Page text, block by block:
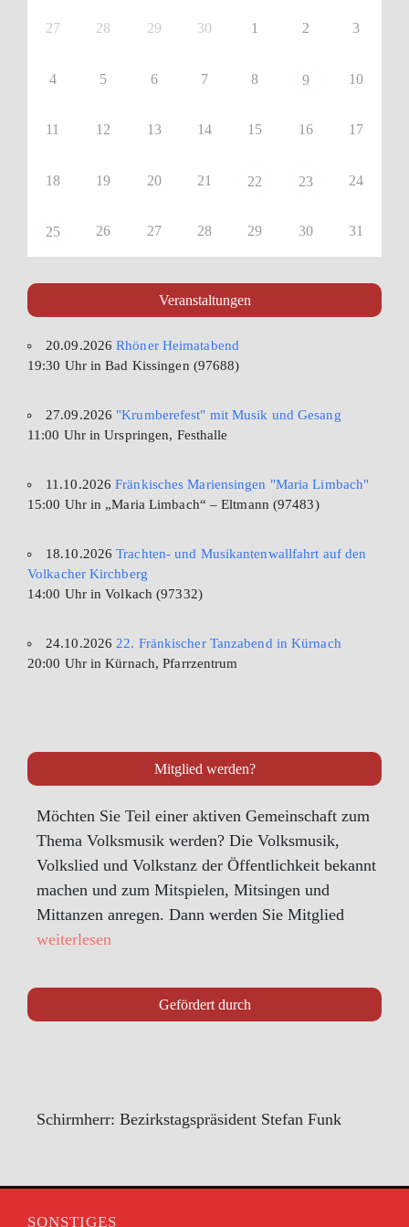
27 28 29 30 1 2 3
4 5 6 7 8 9 10
11 12 13 14 15 16 17
18 19 20 21 22 23 24
25 26 27 28 29 30 31
Veranstaltungen
20.09.2026Rhöner Heimatabend
19:30 Uhr in Bad Kissingen (97688)
27.09.2026 "Krumberefest" mit Musik und Gesang
11:00 Uhr in Urspringen, Festhalle
11.10.2026Fränkisches Mariensingen "Maria Limbach"
15:00 Uhr in „Maria Limbach“ – Eltmann (97483)
18.10.2026Trachten- und Musikantenwallfahrt auf den
Volkacher Kirchberg
14:00 Uhr in Volkach (97332)
24.10.2026 22. Fränkischer Tanzabend in Kürnach
20:00 Uhr in Kürnach, Pfarrzentrum
Mitglied werden?
Möchten Sie Teil einer aktiven Gemeinschaft zum
Thema Volksmusik werden? Die Volksmusik,
Volkslied und Volkstanz der Öffentlichkeit bekannt
machen und zum Mitspielen, Mitsingen und
Mittanzen anregen. Dann werden Sie Mitglied
weiterlesen
Gefördert durch
Schirmherr: Bezirkstagspräsident Stefan Funk
SONSTIGES